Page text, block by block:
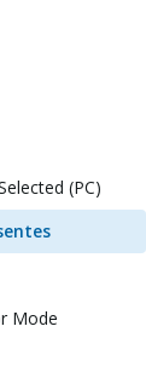
(PC)
Mode